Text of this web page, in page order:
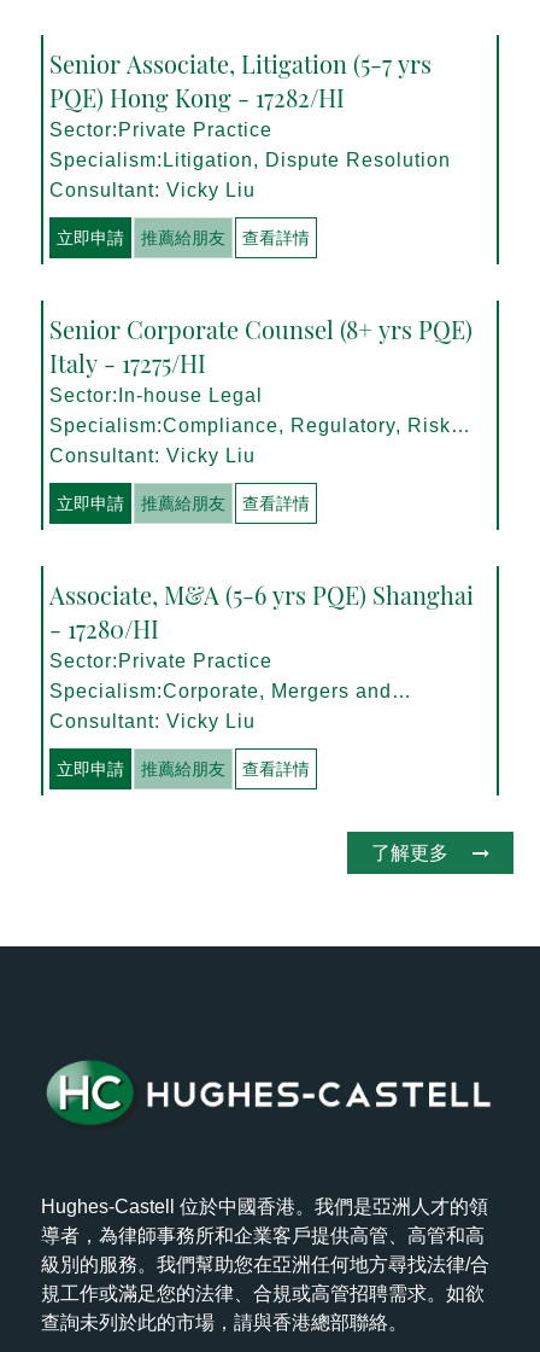
Senior Associate, Litigation (5-7 yrs
PQE) Hong Kong - 17282/HI
Sector:Private Practice
Specialism:Litigation, Dispute Resolution
Consultant: Vicky Liu
立即申請 推薦給朋友 查看詳情
Senior Corporate Counsel (8+ yrs PQE)
Italy - 17275/HI
Sector:In-house Legal
Specialism:Compliance, Regulatory, Risk
Management
Consultant: Vicky Liu
立即申請 推薦給朋友 查看詳情
Associate, M&A (5-6 yrs PQE) Shanghai
- 17280/HI
Sector:Private Practice
Specialism:Corporate, Mergers and
Acquisitions
Consultant: Vicky Liu
立即申請 推薦給朋友 查看詳情
了解更多
Hughes-Castell 位於中國香港。我們是亞洲人才的領
導者，為律師事務所和企業客戶提供高管、高管和高
級別的服務。我們幫助您在亞洲任何地方尋找法律/合
規工作或滿足您的法律、合規或高管招聘需求。如欲
查詢未列於此的市場，請與香港總部聯絡。